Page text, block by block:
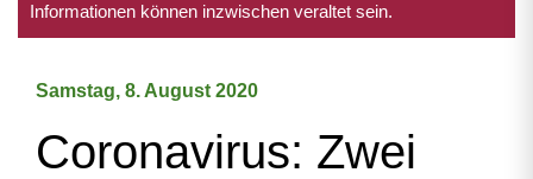
Informationen können inzwischen veraltet sein.
Samstag, 8. August 2020
Coronavirus: Zwei